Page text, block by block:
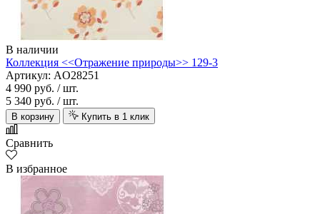
В наличии
Коллекция <<Отражение природы>> 129-3
Артикул: AO28251
4 990 руб. / шт.
5 340 руб. / шт.
В корзину Купить в 1 клик
Сравнить
В избранное